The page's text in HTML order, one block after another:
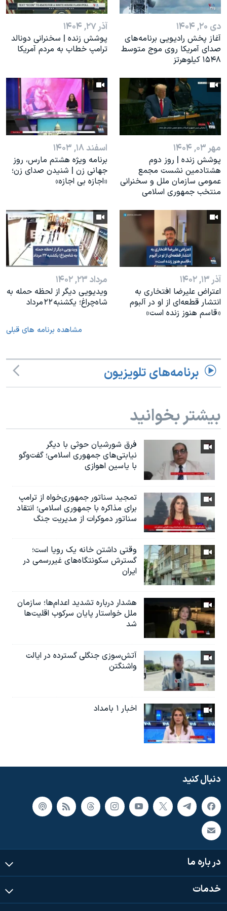
همایش محافظه‌کاران آمریکا «سی‌پک»
صفحه‌های ویژه
دی ۲۰, ۱۴۰۴
آغاز پخش رادیویی برنامه‌های
صدای آمریکا روی موج متوسط
۱۵۴۸ کیلوهرتز
آذر ۲۷, ۱۴۰۴
پوشش زنده | سخنرانی دونالد
ترامپ خطاب به مردم آمریکا
مهر ۰۳, ۱۴۰۴
پوشش زنده | روز دوم
هشتادمین نشست مجمع
عمومی سازمان ملل و سخنرانی
منتخب جمهوری اسلامی
اسفند ۱۸, ۱۴۰۳
برنامه ویژه هشتم مارس، روز
جهانی زن | شنیدن صدای زن؛
«اجازه بی اجازه»
آذر ۱۳, ۱۴۰۲
اعتراض علیرضا افتخاری به
انتشار قطعه‌ای از او در آلبوم
«قاسم هنوز زنده است»
مرداد ۲۳, ۱۴۰۲
ویدیویی دیگر از لحظه حمله به
شاه‌چراغ؛ یکشنبه ۲۲ مرداد
مشاهده برنامه های قبلی
برنامه‌های تلویزیون
بیشتر بخوانید
فرق شورشیان حوثی با دیگر
نیابتی‌های جمهوری اسلامی؛ گفت‌وگو
با یاسین اهوازی
تمجید سناتور جمهوری‌خواه از ترامپ
برای مذاکره با جمهوری اسلامی؛ انتقاد
سناتور دموکرات از مدیریت جنگ
وقتی داشتن خانه یک رویا است؛
گسترش سکونتگاه‌های غیررسمی در
ایران
هشدار درباره تشدید اعدام‌ها؛ سازمان
ملل خواستار پایان سرکوب اقلیت‌ها
شد
آتش‌سوزی جنگلی گسترده در ایالت
واشنگتن
اخبار ۱ بامداد
دنبال کنید
در باره ما
خدمات